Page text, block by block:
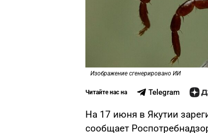
Изображение сгенерировано ИИ
Читайте нас на Telegram
На 17 июня в Якутии
сообщает